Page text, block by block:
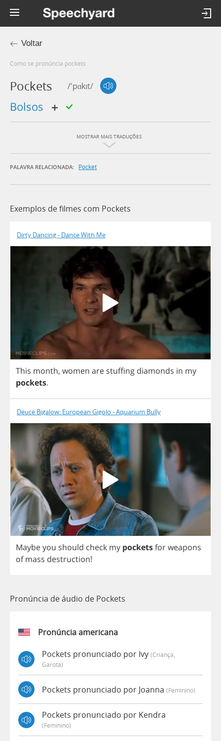
Voltar
Como se pronúncia pockets
Pockets /'pɑkɪt/
bolsos
MOSTRAR MAIS TRADUÇÕES
PALAVRA RELACIONADA: Pocket
Exemplos de filmes com Pockets
Dirty Dancing - Dance With Me
This month, women are stuffing diamonds in my
pockets.
Deuce Bigalow: European Gigolo - Aquarium Bully
Maybeyou should check my pocketsforweapons
of mass destruction!
Pronúncia de áudio de Pockets
Pronúncia americana
Pockets pronunciado por Ivy (criança,
Garota)
Pockets pronunciado por Joanna (feminino)
Pockets pronunciado por Kendra
(feminino)